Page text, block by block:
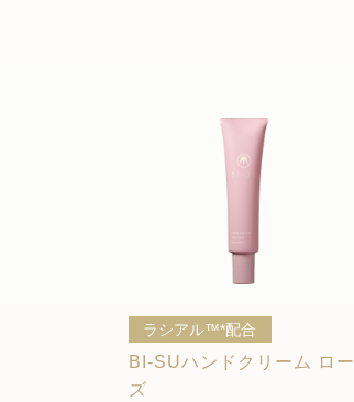
ラシアル™*配合
BI-SUハンドクリーム ロー
ズ